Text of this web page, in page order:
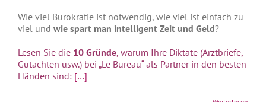
Wie viel Bürokratie ist notwendig, wie viel ist einfach zu
viel und wie spart man intelligent Zeit und Geld?
Lesen Sie die 10 Gründe, warum Ihre Diktate (Arztbriefe,
Gutachten usw.) bei „Le Bureau“ als Partner in den besten
Händen sind: […]